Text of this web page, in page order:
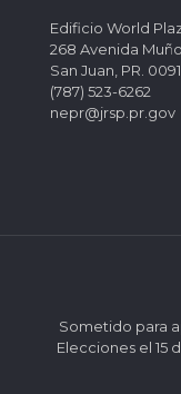
Edificio World
268 Avenida
San Juan, PR.
(787) 523-6262
nepr@jrsp.pr.gov
Sometido para
Elecciones el 15